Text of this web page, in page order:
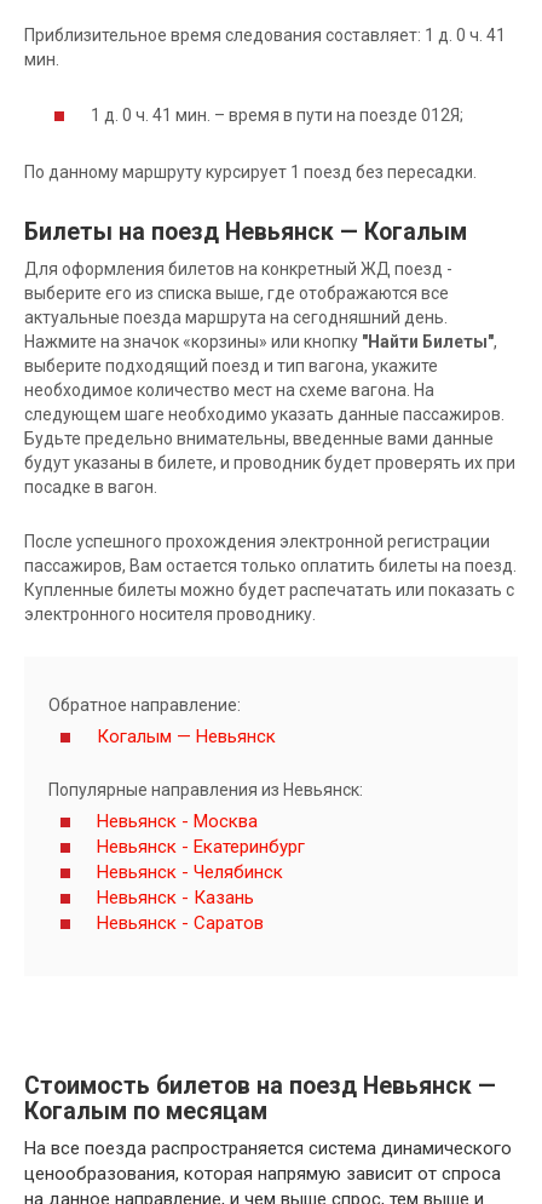
Приблизительное время следования составляет: 1 д. 0 ч. 41
мин.
1 д. 0 ч. 41 мин. – время в пути на поезде 012Я;
По данному маршруту курсирует 1 поезд без пересадки.
Билеты на поезд Невьянск — Когалым
Для оформления билетов на конкретный ЖД поезд -
выберите его из списка выше, где отображаются все
актуальные поезда маршрута на сегодняшний день.
Нажмите на значок «корзины» или кнопку "Найти Билеты",
выберите подходящий поезд и тип вагона, укажите
необходимое количество мест на схеме вагона. На
следующем шаге необходимо указать данные пассажиров.
Будьте предельно внимательны, введенные вами данные
будут указаны в билете, и проводник будет проверять их при
посадке в вагон.
После успешного прохождения электронной регистрации
пассажиров, Вам остается только оплатить билеты на поезд.
Купленные билеты можно будет распечатать или показать с
электронного носителя проводнику.
Обратное направление:
Когалым — Невьянск
Популярные направления из Невьянск:
Невьянск - Москва
Невьянск - Екатеринбург
Невьянск - Челябинск
Невьянск - Казань
Невьянск - Саратов
Стоимость билетов на поезд Невьянск —
Когалым по месяцам
На все поезда распространяется система динамического
ценообразования, которая напрямую зависит от спроса
на данное направление, и чем выше спрос, тем выше и